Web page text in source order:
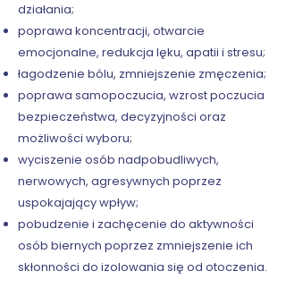
działania;
poprawa koncentracji, otwarcie
emocjonalne, redukcja lęku, apatii i stresu;
łagodzenie bólu, zmniejszenie zmęczenia;
poprawa samopoczucia, wzrost poczucia
bezpieczeństwa, decyzyjności oraz
możliwości wyboru;
wyciszenie osób nadpobudliwych,
nerwowych, agresywnych poprzez
uspokajający wpływ;
pobudzenie i zachęcenie do aktywności
osób biernych poprzez zmniejszenie ich
skłonności do izolowania się od otoczenia.